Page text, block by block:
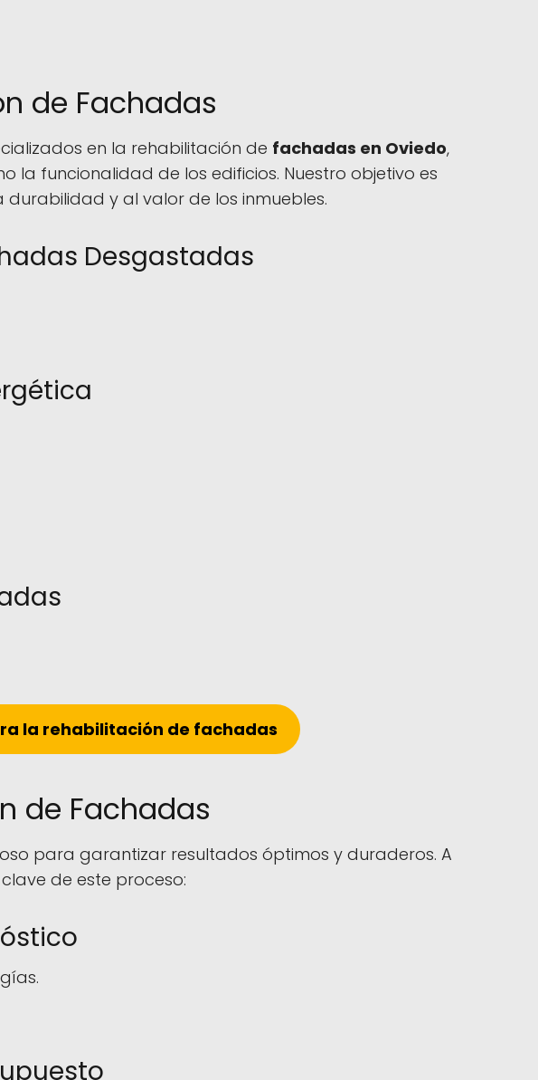
de Fachadas
en la rehabilitación de fachadas en Oviedo,
funcionalidad de los edificios. Nuestro objetivo es
y al valor de los inmuebles.
Desgastadas
la rehabilitación de fachadas
de Fachadas
para garantizar resultados óptimos y duraderos. A
de este proceso: